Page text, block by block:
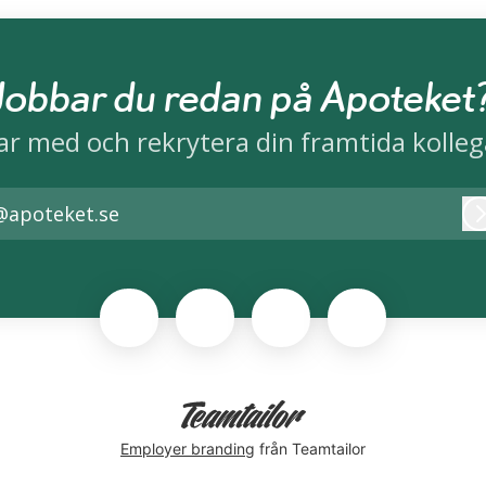
du redan på
med och rekrytera din framtida
Employer branding från Teamtailor